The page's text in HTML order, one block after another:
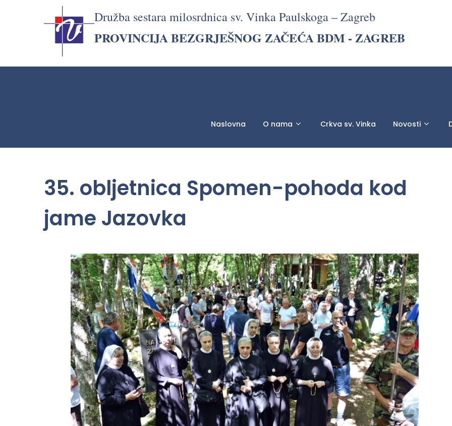
Družba sestara milosrdnica sv. Vinka Paulskoga – Zagreb
PROVINCIJA BEZGRJEŠNOG ZAČEĆA BDM - ZAGREB
Naslovna O nama Crkva sv. Vinka Novosti
35. obljetnica Spomen-pohoda kod
jame Jazovka
Ništa što činimo
nije Bogu
ugodno ako to
Želio bih
obuhvatiti
svijet